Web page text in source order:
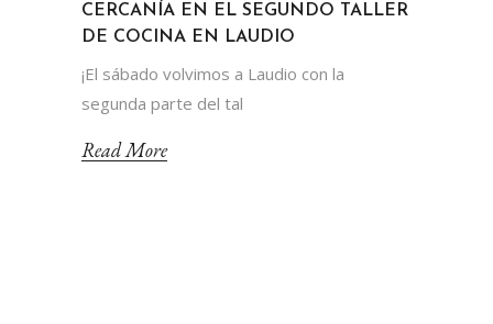
CERCANÍA EN EL SEGUNDO TALLER
DE COCINA EN LAUDIO
¡El sábado volvimos a Laudio con la
segunda parte del tal
Read More